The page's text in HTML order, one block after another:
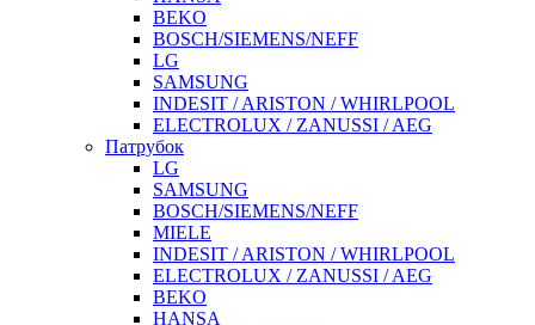
BEKO
BOSCH/SIEMENS/NEFF
LG
SAMSUNG
INDESIT / ARISTON / WHIRLPOOL
ELECTROLUX / ZANUSSI / AEG
Патрубок
LG
SAMSUNG
BOSCH/SIEMENS/NEFF
MIELE
INDESIT / ARISTON / WHIRLPOOL
ELECTROLUX / ZANUSSI / AEG
BEKO
HANSA